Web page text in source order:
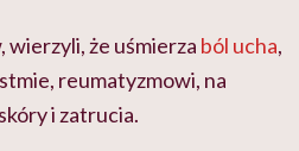
wierzyli, że uśmierza ból ucha,
reumatyzmowi, na
i zatrucia.